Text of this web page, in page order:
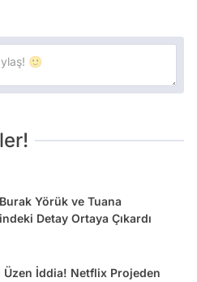
Yörük ve Tuana
Detay Ortaya Çıkardı
Üzen İddia! Netflix Projeden